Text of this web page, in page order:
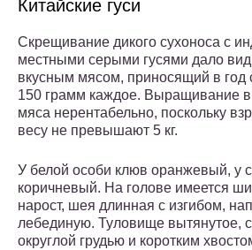
Китайские гуси
Скрещивание дикого сухоноса с
местными серыми гусями дало
вкусным мясом, приносящий в год
150 грамм каждое. Выращивание в
мяса нерентабельно, поскольку
весу не превышают 5 кг.
У белой особи клюв оранжевый, у
коричневый. На голове имеется
нарост, шея длинная с изгибом,
лебединую. Туловище вытянутое,
округлой грудью и коротким